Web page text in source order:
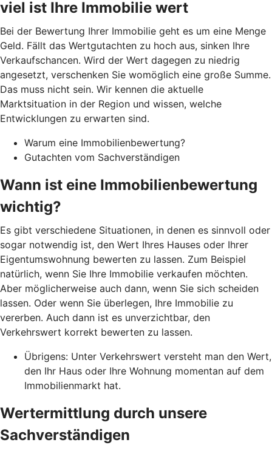
viel ist Ihre Immobilie wert
Bei der Bewertung Ihrer Immobilie geht es um eine Menge
Geld. Fällt das Wertgutachten zu hoch aus, sinken Ihre
Verkaufschancen. Wird der Wert dagegen zu niedrig
angesetzt, verschenken Sie womöglich eine große Summe.
Das muss nicht sein. Wir kennen die aktuelle
Marktsituation in der Region und wissen, welche
Entwicklungen zu erwarten sind.
Warum eine Immobilienbewertung?
Gutachten vom Sachverständigen
Wann ist eine Immobilienbewertung
wichtig?
Es gibt verschiedene Situationen, in denen es sinnvoll oder
sogar notwendig ist, den Wert Ihres Hauses oder Ihrer
Eigentumswohnung bewerten zu lassen. Zum Beispiel
natürlich, wenn Sie Ihre Immobilie verkaufen möchten.
Aber möglicherweise auch dann, wenn Sie sich scheiden
lassen. Oder wenn Sie überlegen, Ihre Immobilie zu
vererben. Auch dann ist es unverzichtbar, den
Verkehrswert korrekt bewerten zu lassen.
Übrigens: Unter Verkehrswert versteht man den Wert,
den Ihr Haus oder Ihre Wohnung momentan auf dem
Immobilienmarkt hat.
Wertermittlung durch unsere
Sachverständigen